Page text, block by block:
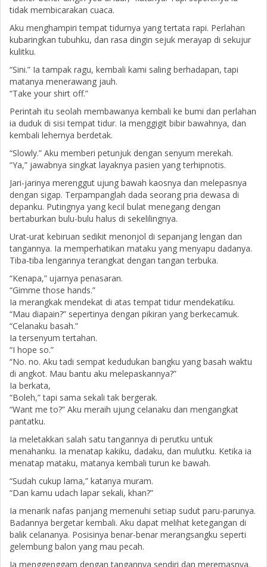
tidak membicarakan cuaca.
Aku menghampiri tempat tidurnya yang tertata rapi. Perlahan
kubaringkan tubuhku, dan rasa dingin sejuk merayap di sekujur
kulitku.
“Sini.” Ia tampak ragu, kembali kami saling berhadapan, tapi
matanya menerawang jauh.
“Take your shirt off.”
Perintah itu seolah membawanya kembali ke bumi dan perlahan
ia duduk di sisi tempat tidur. Ia menggigit bibir bawahnya, dan
kembali lehernya berdetak.
“Slowly.” Aku memberi petunjuk dengan senyum merekah.
“Ya,” jawabnya singkat layaknya pasien yang terhipnotis.
Jari-jarinya merenggut ujung bawah kaosnya dan melepasnya
dengan sigap. Terpampanglah dada seorang pria dewasa di
depanku. Putingnya yang kecil bulat menegang dengan
bertaburkan bulu-bulu halus di sekelilingnya.
Urat-urat kebiruan sedikit menonjol di sepanjang lengan dan
tangannya. Ia memperhatikan mataku yang menyapu dadanya.
Tiba-tiba lengannya terangkat dengan tangan terbuka.
“Kenapa,” ujarnya penasaran.
“Gimme those hands.”
Ia merangkak mendekat di atas tempat tidur mendekatiku.
“Mau diapain?” sepertinya dengan pikiran yang berkecamuk.
“Celanaku basah.”
Ia tersenyum tertahan.
“I hope so.”
“No. no. Aku tadi sempat kedudukan bangku yang basah waktu
di angkot. Mau bantu aku melepaskannya?”
Ia berkata,
“Boleh,” tapi sama sekali tak bergerak.
“Want me to?” Aku meraih ujung celanaku dan mengangkat
pantatku.
Ia meletakkan salah satu tangannya di perutku untuk
menahanku. Ia menatap kakiku, dadaku, dan mulutku. Ketika ia
menatap mataku, matanya kembali turun ke bawah.
“Sudah cukup lama,” katanya muram.
“Dan kamu udach lapar sekali, khan?”
Ia menarik nafas panjang memenuhi setiap sudut paru-parunya.
Badannya bergetar kembali. Aku dapat melihat ketegangan di
balik celananya. Posisinya benar-benar merangsangku seperti
gelembung balon yang mau pecah.
Ia menggenggam dengan tangannya sendiri dan meremasnya.